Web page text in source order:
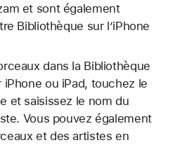
et sont également
Bibliothèque sur l’iPhone
dans la Bibliothèque
iPhone ou iPad, touchez le
et saisissez le nom du
Vous pouvez également
et des artistes en